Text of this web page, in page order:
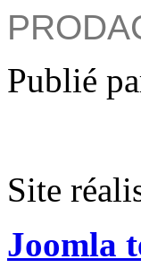
Publié
Site
Joomla